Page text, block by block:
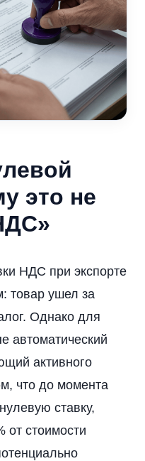
это не
НДС при экспорте
товар ушел за
Однако для
автоматический
активного
что до момента
ставку,
стоимости